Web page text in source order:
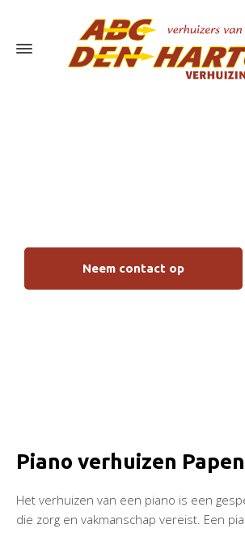
Neem contact op
Piano verhuizen
Het verhuizen van een piano is een
die zorg en vakmanschap vereist. Een